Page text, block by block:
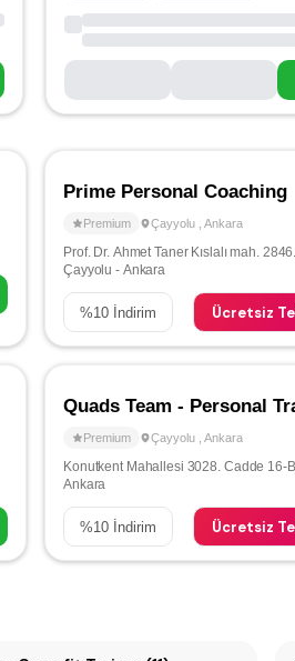
Prime Personal Coaching
Premium Çayyolu Ankara
Prof. Dr. Ahmet Taner Kıslalı mah.
Çayyolu - Ankara
%10 İndirim Ücretsiz
Quads Team - Personal
Premium Çayyolu Ankara
Konutkent Mahallesi 3028. Cadde 16-
Ankara
%10 İndirim Ücretsiz